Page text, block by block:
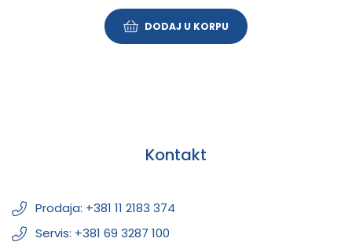
DODAJ U KORPU
Kontakt
Prodaja: +381 11 2183 374
Servis: +381 69 3287 100